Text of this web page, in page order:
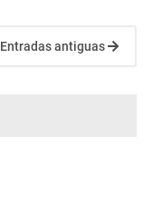
Entradas antiguas